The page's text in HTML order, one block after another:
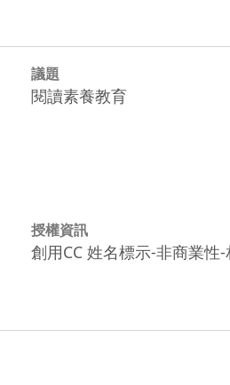
議題
閱讀素養教育
授權資訊
創用CC 姓名標示-非商業性